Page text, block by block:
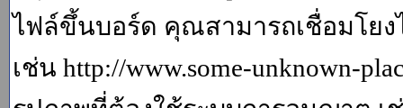
ไฟล์ขึ้นบอร์ด คุณสามารถเชื่อมโยง
เช่น http://www.some-unknown-